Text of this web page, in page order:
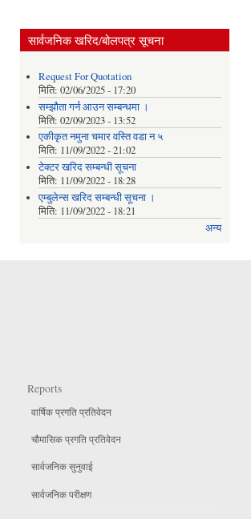
सार्वजनिक खरिद/बोलपत्र सूचना
Request For Quotation
मिति: 02/06/2025 - 17:20
सम्झौता गर्न आउन सम्बन्धमा ।
मिति: 02/09/2023 - 13:52
एकीकृत नमुना चमार वस्ति वडा न ५
मिति: 11/09/2022 - 21:02
टेक्टर खरिद सम्बन्धी सूचना
मिति: 11/09/2022 - 18:28
एम्बुलेन्स खरिद सम्बन्धी सूचना ।
मिति: 11/09/2022 - 18:21
अन्य
Reports
वार्षिक प्रगति प्रतिवेदन
चौमासिक प्रगति प्रतिवेदन
सार्वजनिक सुनुवाई
सार्वजनिक परीक्षण